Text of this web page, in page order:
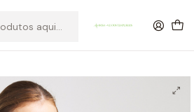
em compras para Portugal superiores a